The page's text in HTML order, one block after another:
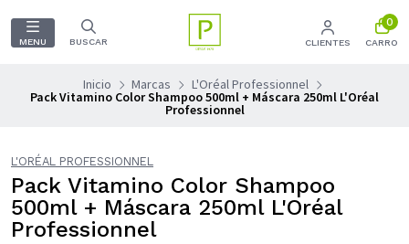
MENU BUSCAR CLIENTES
0
CARRO
Inicio Marcas L'Oréal Professionnel
Pack Vitamino Color Shampoo 500ml + Máscara 250ml L'Oréal
Professionnel
L'ORÉAL PROFESSIONNEL
Pack Vitamino Color Shampoo
500ml + Máscara 250ml L'Oréal
Professionnel